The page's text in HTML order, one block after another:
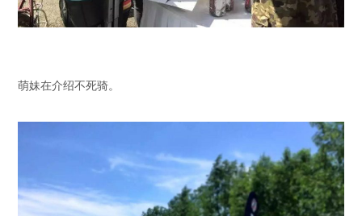
萌妹在介绍不死骑。